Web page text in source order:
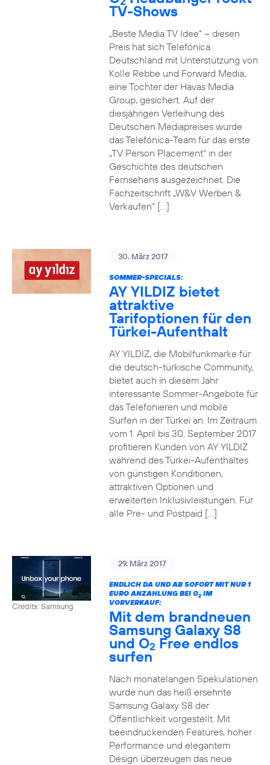
TV-Shows
„Beste Media TV Idee“ – diesen
Preis hat sich Telefónica
Deutschland mit Unterstützung von
Kolle Rebbe und Forward Media,
eine Tochter der Havas Media
Group, gesichert. Auf der
diesjährigen Verleihung des
Deutschen Mediapreises wurde
das Telefónica-Team für das erste
„TV Person Placement“ in der
Geschichte des deutschen
Fernsehens ausgezeichnet. Die
Fachzeitschrift „W&V Werben &
Verkaufen“ […]
30. März 2017
SOMMER-SPECIALS:
AY YILDIZ bietet
attraktive
Tarifoptionen für den
Türkei-Aufenthalt
AY YILDIZ, die Mobilfunkmarke für
die deutsch-türkische Community,
bietet auch in diesem Jahr
interessante Sommer-Angebote für
das Telefonieren und mobile
Surfen in der Türkei an. Im Zeitraum
vom 1. April bis 30. September 2017
profitieren Kunden von AY YILDIZ
während des Türkei-Aufenthaltes
von günstigen Konditionen,
attraktiven Optionen und
erweiterten Inklusivleistungen. Für
alle Pre- und Postpaid […]
Credits: Samsung
29. März 2017
ENDLICH DA UND AB SOFORT MIT NUR 1
EURO ANZAHLUNG BEI O2IM
VORVERKAUF:
Mit dem brandneuen
Samsung Galaxy S8
und O2 Free endlos
surfen
Nach monatelangen Spekulationen
wurde nun das heiß ersehnte
Samsung Galaxy S8 der
Öffentlichkeit vorgestellt. Mit
beeindruckenden Features, hoher
Performance und elegantem
Design überzeugen das neue